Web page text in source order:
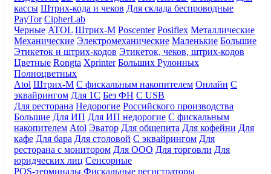
кассы Штрих-кода и чеков Для склада беспроводные
PayTor CipherLab
Черные ATOL Штрих-М Poscenter Posiflex Металлические
Механические Электромеханические Маленькие Большие
Этикеток и штрих-кодов Этикеток, чеков, штрих-кодов
Цветные Rongta Xprinter Больших Рулонных
Полноцветных
Atol Штрих-М С фискальным накопителем Онлайн С
эквайрингом Для 1С Без ФН С USB
Для ресторана Недорогие Российского производства
Большие Для ИП Для ИП недорогие С фискальным
накопителем Atol Эватор Для общепита Для кофейни Для
кафе Для бара Для столовой С эквайрингом Для
ресторана с монитором Для ООО Для торговли Для
юридческих лиц Сенсорные
POS-терминалы Фискальные регистраторы